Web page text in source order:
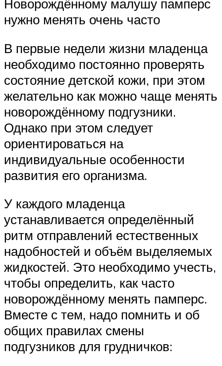
Новорождённому малушу памперс
нужно менять очень часто
В первые недели жизни младенца
необходимо постоянно проверять
состояние детской кожи, при этом
желательно как можно чаще менять
новорождённому подгузники.
Однако при этом следует
ориентироваться на
индивидуальные особенности
развития его организма.
У каждого младенца
устанавливается определённый
ритм отправлений естественных
надобностей и объём выделяемых
жидкостей. Это необходимо учесть,
чтобы определить, как часто
новорождённому менять памперс.
Вместе с тем, надо помнить и об
общих правилах смены
подгузников для грудничков: